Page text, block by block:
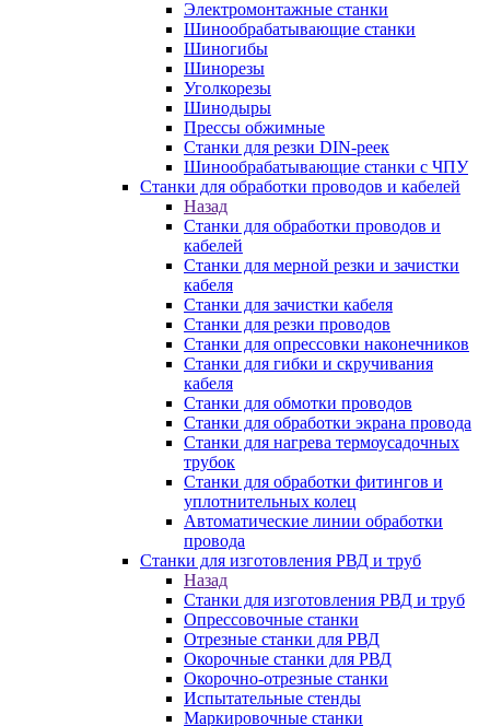
Электромонтажные станки
Шинообрабатывающие станки
Шиногибы
Шинорезы
Уголкорезы
Шинодыры
Прессы обжимные
Станки для резки DIN-реек
Шинообрабатывающие станки с ЧПУ
Станки для обработки проводов и кабелей
Назад
Станки для обработки проводов и
кабелей
Станки для мерной резки и зачистки
кабеля
Станки для зачистки кабеля
Станки для резки проводов
Станки для опрессовки наконечников
Станки для гибки и скручивания
кабеля
Станки для обмотки проводов
Станки для обработки экрана провода
Станки для нагрева термоусадочных
трубок
Станки для обработки фитингов и
уплотнительных колец
Автоматические линии обработки
провода
Станки для изготовления РВД и труб
Назад
Станки для изготовления РВД и труб
Опрессовочные станки
Отрезные станки для РВД
Окорочные станки для РВД
Окорочно-отрезные станки
Испытательные стенды
Маркировочные станки